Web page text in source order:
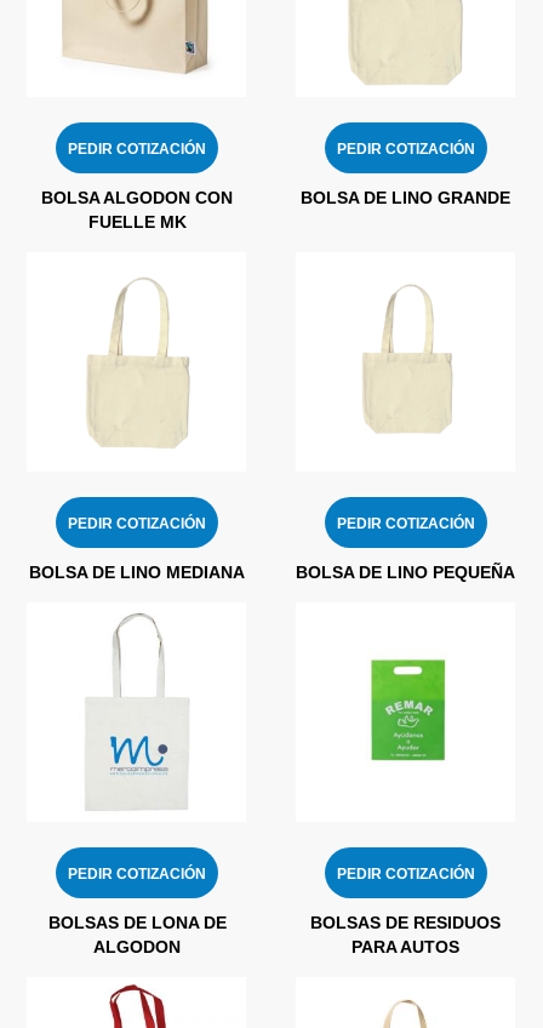
PEDIR COTIZACIÓN
BOLSA ALGODON CON
FUELLE MK
PEDIR COTIZACIÓN
BOLSA DE LINO GRANDE
PEDIR COTIZACIÓN
BOLSA DE LINO MEDIANA
PEDIR COTIZACIÓN
BOLSA DE LINO PEQUEÑA
PEDIR COTIZACIÓN
BOLSAS DE LONA DE
ALGODON
PEDIR COTIZACIÓN
BOLSAS DE RESIDUOS
PARA AUTOS